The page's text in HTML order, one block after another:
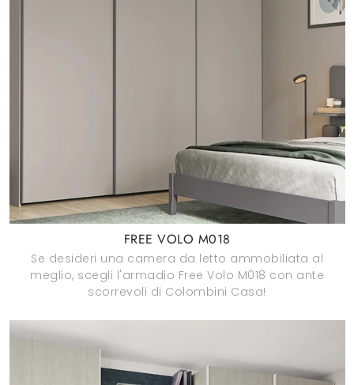
FREE VOLO M018
Se desideri una camera da letto ammobiliata al
meglio, scegli l'armadio Free Volo M018 con ante
scorrevoli di Colombini Casa!